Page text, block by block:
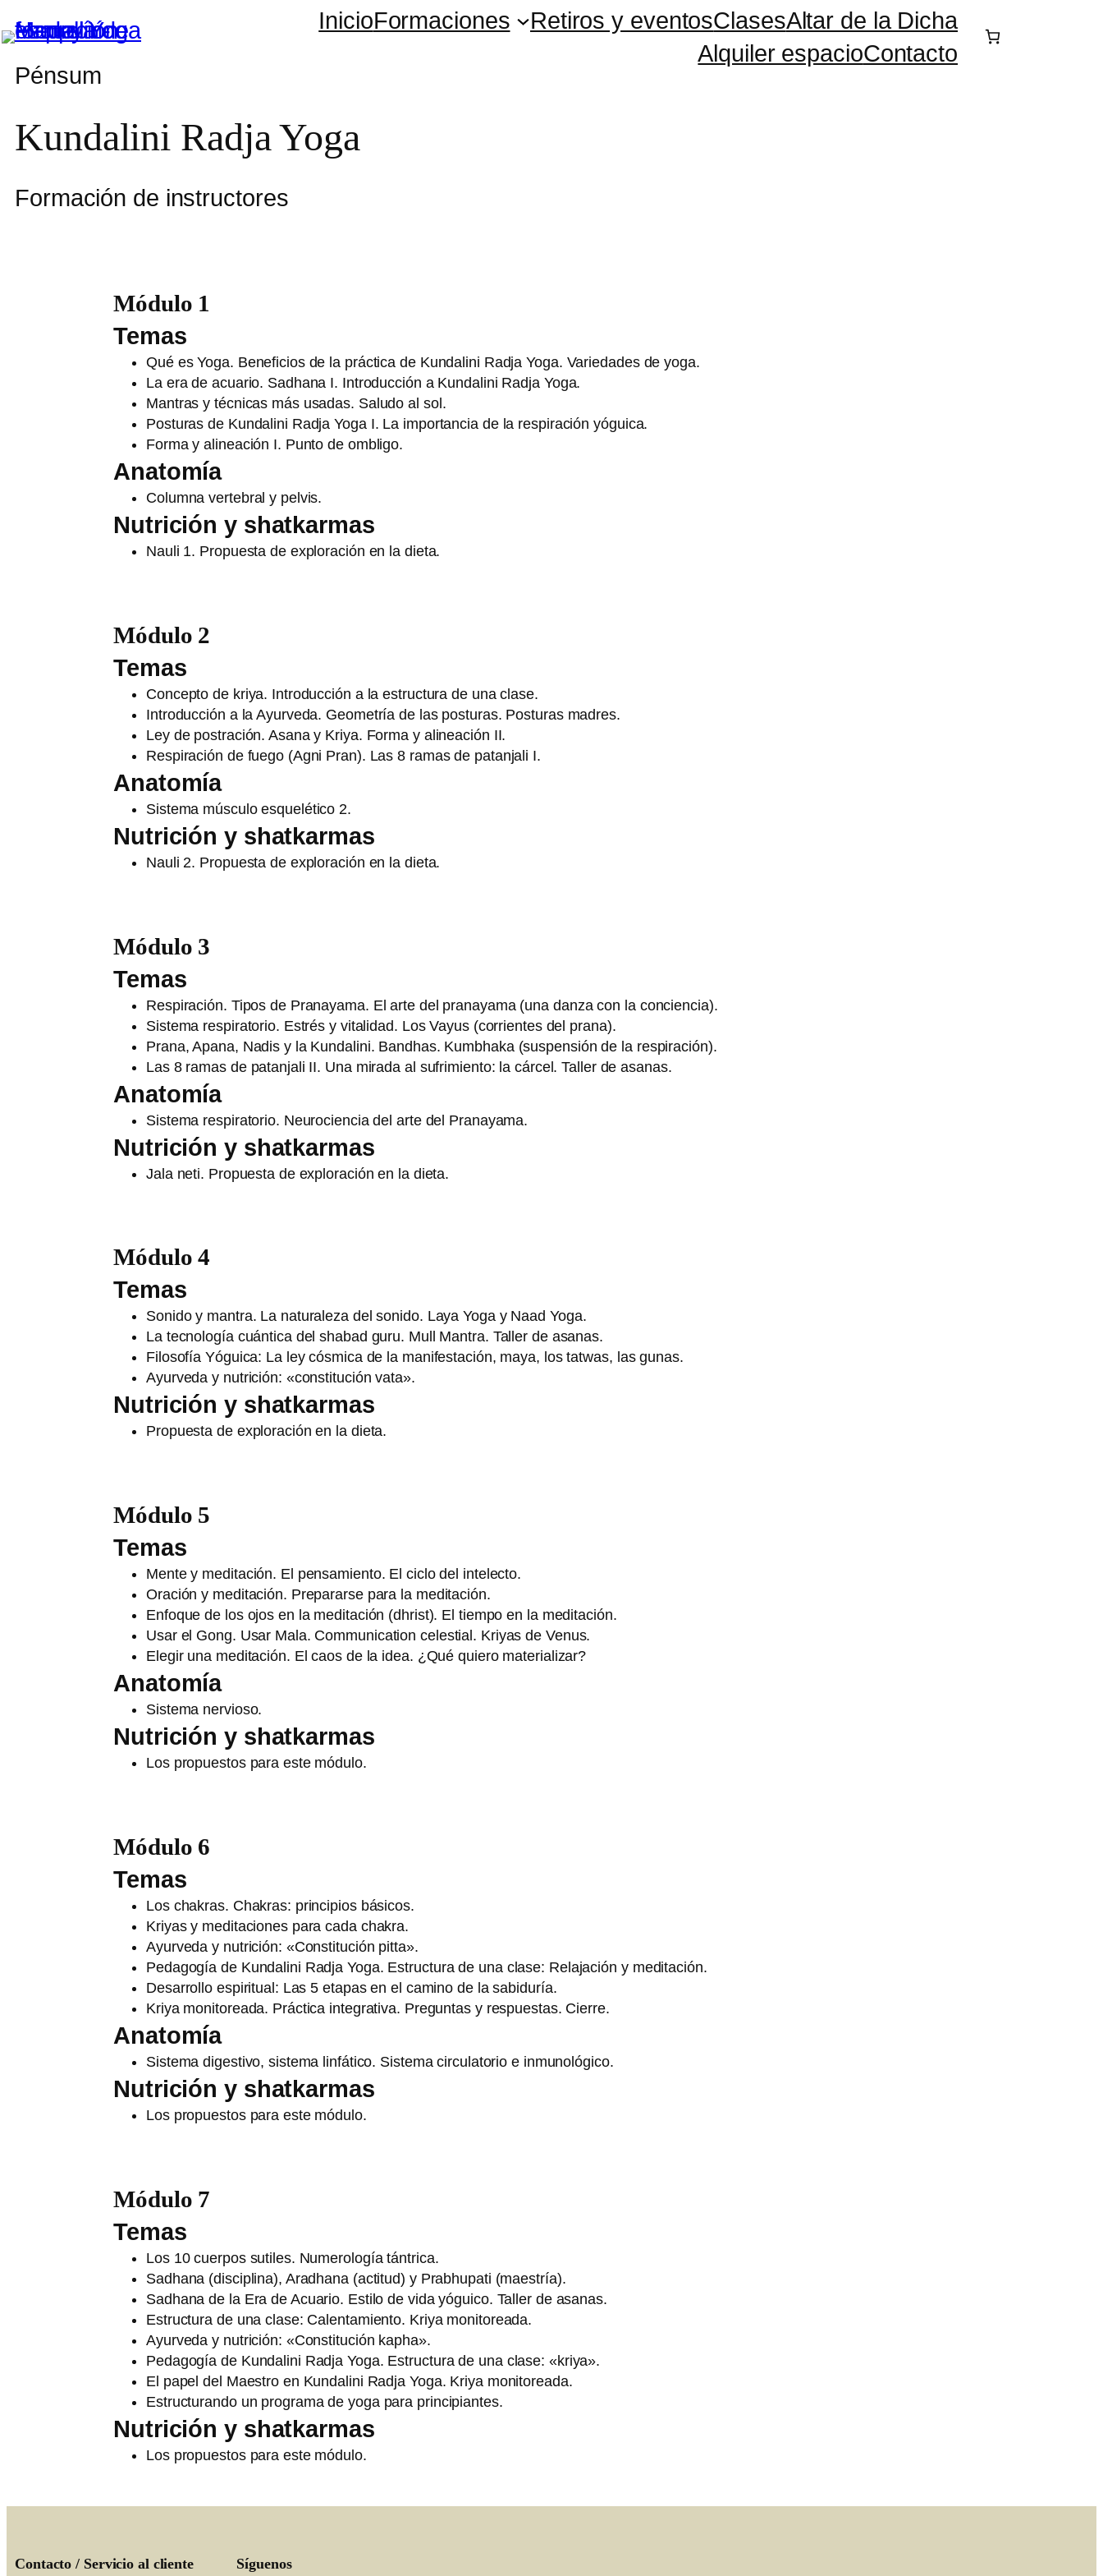
Saltar
contenido
InicioFormaciones Retiros y eventosClasesAltar de la Dicha
Alquiler espacioContacto
Pénsum
Kundalini Radja Yoga
Formación de instructores
Módulo 1
Temas
Qué es Yoga. Beneficios de la práctica de Kundalini Radja Yoga. Variedades de yoga.
La era de acuario. Sadhana I. Introducción a Kundalini Radja Yoga.
Mantras y técnicas más usadas. Saludo al sol.
Posturas de Kundalini Radja Yoga I. La importancia de la respiración yóguica.
Forma y alineación I. Punto de ombligo.
Anatomía
Columna vertebral y pelvis.
Nutrición y shatkarmas
Nauli 1. Propuesta de exploración en la dieta.
Módulo 2
Temas
Concepto de kriya. Introducción a la estructura de una clase.
Introducción a la Ayurveda. Geometría de las posturas. Posturas madres.
Ley de postración. Asana y Kriya. Forma y alineación II.
Respiración de fuego (Agni Pran). Las 8 ramas de patanjali I.
Anatomía
Sistema músculo esquelético 2.
Nutrición y shatkarmas
Nauli 2. Propuesta de exploración en la dieta.
Módulo 3
Temas
Respiración. Tipos de Pranayama. El arte del pranayama (una danza con la conciencia).
Sistema respiratorio. Estrés y vitalidad. Los Vayus (corrientes del prana).
Prana, Apana, Nadis y la Kundalini. Bandhas. Kumbhaka (suspensión de la respiración).
Las 8 ramas de patanjali II. Una mirada al sufrimiento: la cárcel. Taller de asanas.
Anatomía
Sistema respiratorio. Neurociencia del arte del Pranayama.
Nutrición y shatkarmas
Jala neti. Propuesta de exploración en la dieta.
Módulo 4
Temas
Sonido y mantra. La naturaleza del sonido. Laya Yoga y Naad Yoga.
La tecnología cuántica del shabad guru. Mull Mantra. Taller de asanas.
Filosofía Yóguica: La ley cósmica de la manifestación, maya, los tatwas, las gunas.
Ayurveda y nutrición: «constitución vata».
Nutrición y shatkarmas
Propuesta de exploración en la dieta.
Módulo 5
Temas
Mente y meditación. El pensamiento. El ciclo del intelecto.
Oración y meditación. Prepararse para la meditación.
Enfoque de los ojos en la meditación (dhrist). El tiempo en la meditación.
Usar el Gong. Usar Mala. Communication celestial. Kriyas de Venus.
Elegir una meditación. El caos de la idea. ¿Qué quiero materializar?
Anatomía
Sistema nervioso.
Nutrición y shatkarmas
Los propuestos para este módulo.
Módulo 6
Temas
Los chakras. Chakras: principios básicos.
Kriyas y meditaciones para cada chakra.
Ayurveda y nutrición: «Constitución pitta».
Pedagogía de Kundalini Radja Yoga. Estructura de una clase: Relajación y meditación.
Desarrollo espiritual: Las 5 etapas en el camino de la sabiduría.
Kriya monitoreada. Práctica integrativa. Preguntas y respuestas. Cierre.
Anatomía
Sistema digestivo, sistema linfático. Sistema circulatorio e inmunológico.
Nutrición y shatkarmas
Los propuestos para este módulo.
Módulo 7
Temas
Los 10 cuerpos sutiles. Numerología tántrica.
Sadhana (disciplina), Aradhana (actitud) y Prabhupati (maestría).
Sadhana de la Era de Acuario. Estilo de vida yóguico. Taller de asanas.
Estructura de una clase: Calentamiento. Kriya monitoreada.
Ayurveda y nutrición: «Constitución kapha».
Pedagogía de Kundalini Radja Yoga. Estructura de una clase: «kriya».
El papel del Maestro en Kundalini Radja Yoga. Kriya monitoreada.
Estructurando un programa de yoga para principiantes.
Nutrición y shatkarmas
Los propuestos para este módulo.
Contacto / Servicio al cliente Síguenos